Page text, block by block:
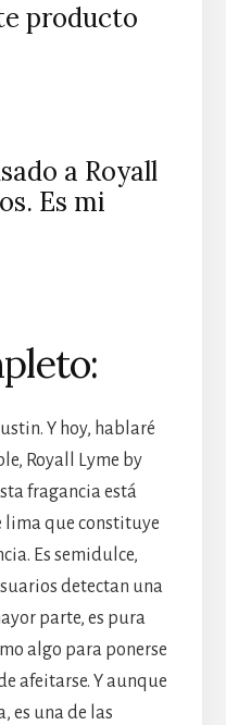
producto
a Royall
Es mi
Y hoy, hablaré
Royall Lyme by
fragancia está
lima que constituye
Es semidulce,
detectan una
parte, es pura
algo para ponerse
afeitarse. Y aunque
es una de las